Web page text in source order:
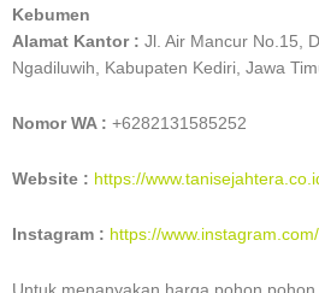
Kebumen
Alamat Kantor : Jl. Air Mancur No.15,
Ngadiluwih, Kabupaten Kediri, Jawa
Nomor WA : +6282131585252
Website : https://
Instagram : https://